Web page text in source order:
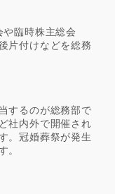
臨時株主総会
片付けなどを総務
するのが総務部で
社内外で開催され
。冠婚葬祭が発生
。